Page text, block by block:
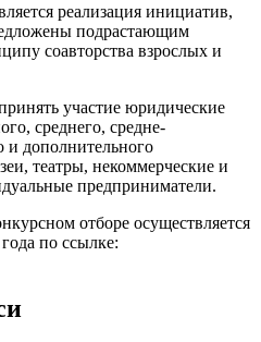
реализация инициатив,
подрастающим
соавторства взрослых и
участие юридические
среднего, средне-
и дополнительного
театры, некоммерческие и
предприниматели.
отборе осуществляется
по ссылке: